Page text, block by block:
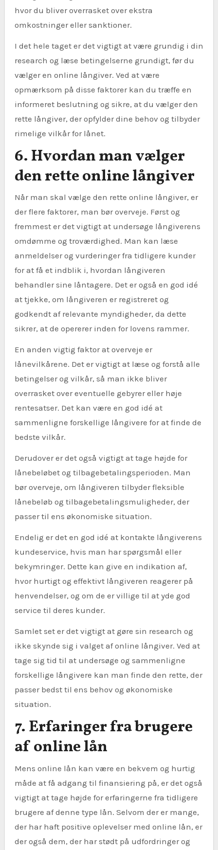
hvor du bliver overrasket over ekstra
omkostninger eller sanktioner.
I det hele taget er det vigtigt at være grundig i din
research og læse betingelserne grundigt, før du
vælger en online långiver. Ved at være
opmærksom på disse faktorer kan du træffe en
informeret beslutning og sikre, at du vælger den
rette långiver, der opfylder dine behov og tilbyder
rimelige vilkår for lånet.
6. Hvordan man vælger
den rette online långiver
Når man skal vælge den rette online långiver, er
der flere faktorer, man bør overveje. Først og
fremmest er det vigtigt at undersøge långiverens
omdømme og troværdighed. Man kan læse
anmeldelser og vurderinger fra tidligere kunder
for at få et indblik i, hvordan långiveren
behandler sine låntagere. Det er også en god idé
at tjekke, om långiveren er registreret og
godkendt af relevante myndigheder, da dette
sikrer, at de opererer inden for lovens rammer.
En anden vigtig faktor at overveje er
lånevilkårene. Det er vigtigt at læse og forstå alle
betingelser og vilkår, så man ikke bliver
overrasket over eventuelle gebyrer eller høje
rentesatser. Det kan være en god idé at
sammenligne forskellige långivere for at finde de
bedste vilkår.
Derudover er det også vigtigt at tage højde for
lånebeløbet og tilbagebetalingsperioden. Man
bør overveje, om långiveren tilbyder fleksible
lånebeløb og tilbagebetalingsmuligheder, der
passer til ens økonomiske situation.
Endelig er det en god idé at kontakte långiverens
kundeservice, hvis man har spørgsmål eller
bekymringer. Dette kan give en indikation af,
hvor hurtigt og effektivt långiveren reagerer på
henvendelser, og om de er villige til at yde god
service til deres kunder.
Samlet set er det vigtigt at gøre sin research og
ikke skynde sig i valget af online långiver. Ved at
tage sig tid til at undersøge og sammenligne
forskellige långivere kan man finde den rette, der
passer bedst til ens behov og økonomiske
situation.
7. Erfaringer fra brugere
af online lån
Mens online lån kan være en bekvem og hurtig
måde at få adgang til finansiering på, er det også
vigtigt at tage højde for erfaringerne fra tidligere
brugere af denne type lån. Selvom der er mange,
der har haft positive oplevelser med online lån, er
der også dem, der har stødt på udfordringer og